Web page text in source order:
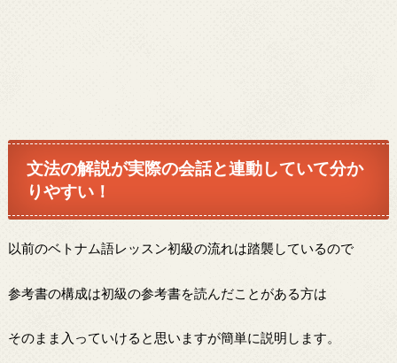
文法の解説が実際の会話と連動していて分か
りやすい！
以前のベトナム語レッスン初級の流れは踏襲しているので
参考書の構成は初級の参考書を読んだことがある方は
そのまま入っていけると思いますが簡単に説明します。